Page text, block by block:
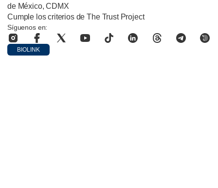
de México, CDMX
Cumple los criterios de The Trust Project
Síguenos en:
BIOLINK